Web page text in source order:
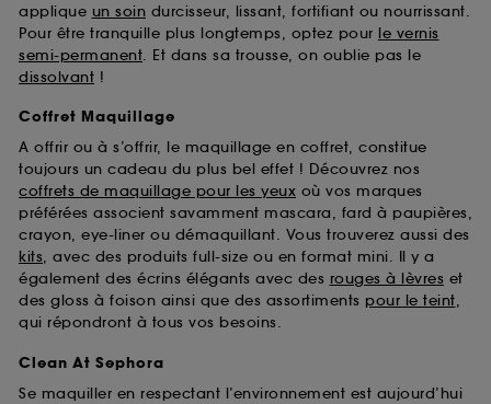
applique un soin durcisseur, lissant, fortifiant ou nourrissant.
Pour être tranquille plus longtemps, optez pour le vernis
semi-permanent. Et dans sa trousse, on oublie pas le
dissolvant !
Coffret Maquillage
A offrir ou à s’offrir, le maquillage en coffret, constitue
toujours un cadeau du plus bel effet ! Découvrez nos
coffrets de maquillage pour les yeux où vos marques
préférées associent savamment mascara, fard à paupières,
crayon, eye-liner ou démaquillant. Vous trouverez aussi des
kits, avec des produits full-size ou en format mini. Il y a
également des écrins élégants avec des rouges à lèvres et
des gloss à foison ainsi que des assortiments pour le teint,
qui répondront à tous vos besoins.
Clean At Sephora
Se maquiller en respectant l’environnement est aujourd’hui